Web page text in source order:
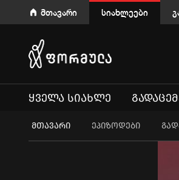
მთავარი სიახლეები
ᲧᲕᲔᲚᲐ ᲡᲘᲐᲮᲚᲔ
ᲛᲗᲐᲕᲐᲠᲘ ეპიზოდები